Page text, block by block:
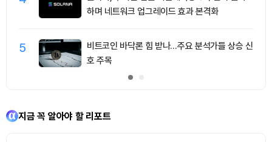
하며 네트워크 업그레이드 효과 본격화
5
비트코인 바닥론 힘 받나…주요 분석가들 상승 신
호 주목
지금 꼭 알아야 할 리포트